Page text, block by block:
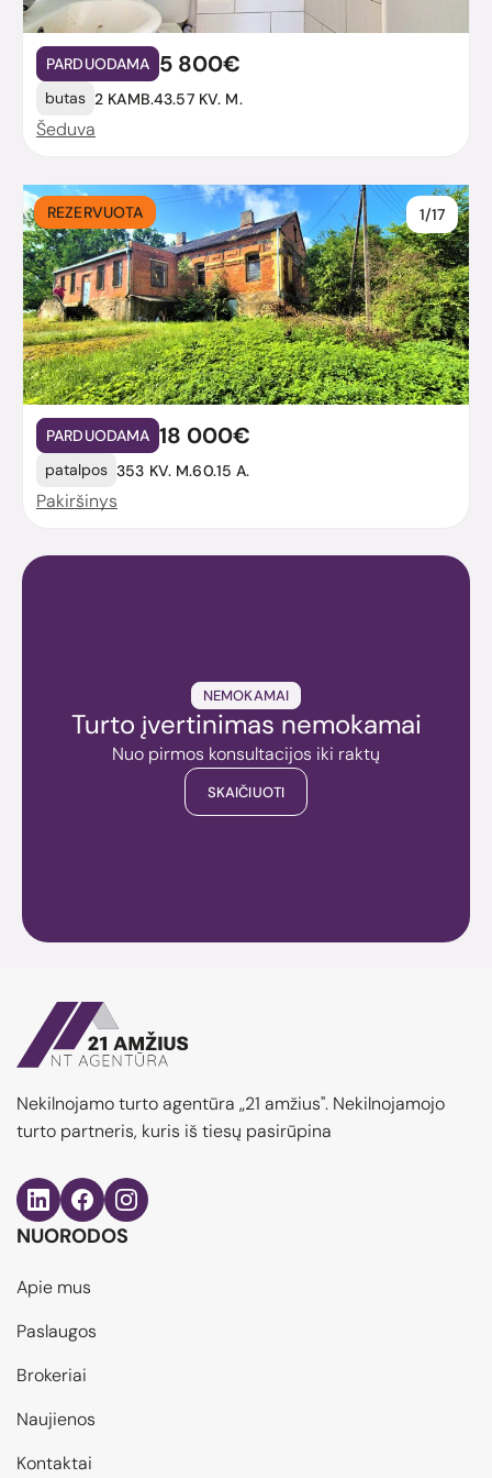
PARDUODAMA 5 800€
butas 2 KAMB.43.57 KV. M.
Šeduva
REZERVUOTA 1/17
PARDUODAMA 18 000€
patalpos 353 KV. M.60.15 A.
Pakiršinys
NEMOKAMAI
Turto įvertinimas nemokamai
Nuo pirmos konsultacijos iki raktų
SKAIČIUOTI
Nekilnojamo turto agentūra „21 amžius". Nekilnojamojo
turto partneris, kuris iš tiesų pasirūpina
NUORODOS
Apie mus
Paslaugos
Brokeriai
Naujienos
Kontaktai